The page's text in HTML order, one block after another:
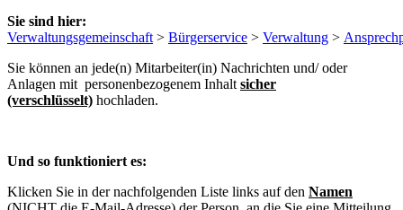
Sie sind hier:
Verwaltungsgemeinschaft > Bürgerservice > Verwaltung >
Sie können an jede(n) Mitarbeiter(in) Nachrichten und/ oder
Anlagen mit personenbezogenem Inhalt sicher
(verschlüsselt) hochladen.
Und so funktioniert es:
Klicken Sie in der nachfolgenden Liste links auf den Namen